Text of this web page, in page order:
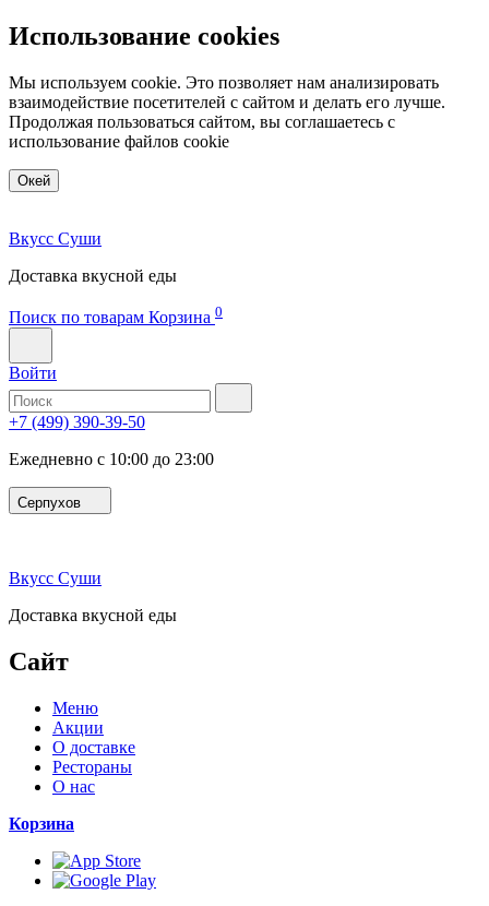
Использование cookies
Мы используем cookie. Это позволяет нам анализировать
взаимодействие посетителей с сайтом и делать его лучше.
Продолжая пользоваться сайтом, вы соглашаетесь с
использование файлов cookie
Окей
Вкусс Суши
Доставка вкусной еды
Поиск по товарам Корзина 0
Войти
+7 (499) 390-39-50
Ежедневно с 10:00 до 23:00
Серпухов
Вкусс Суши
Доставка вкусной еды
Сайт
Меню
Акции
О доставке
Рестораны
О нас
Корзина